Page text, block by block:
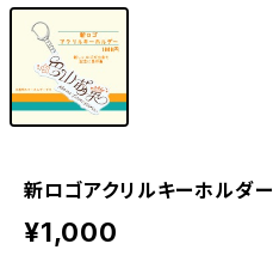
新ロゴアクリルキーホルダー
¥1,000